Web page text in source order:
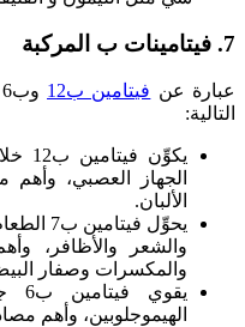
7. فيتامينات ب المركبة
عبارة عن فيتامين ب12
التالية:
الجهاز العصبي، وأهم
الألبان.
يحوِّل
والشعر والأظافر،
والمكسرات وصفار
الهيموجلوبين، وأهم